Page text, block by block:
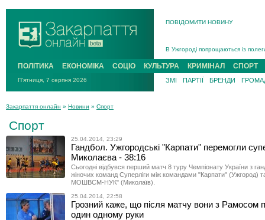
ПОВІДОМИТИ НОВИНУ
В Ужгороді попрощаються із
В Ужгороді 5 серпня
Підтвердили загибель
На війні з рф поліг військовий з
ПОЛІТИКА ЕКОНОМІКА СОЦІО КУЛЬТУРА КРИМІНАЛ СПОРТ
П'ятниця, 7 серпня 2026 ЗМІ ПАРТІЇ БРЕНДИ
Закарпаття онлайн » Новини » Спорт
Спорт
25.04.2014, 23:29
Гандбол. Ужгородські "Карпати" перемогли
Миколаєва - 38:16
Сьогодні відбувся перший матч 8 туру Чемпіонату України з
жіночих команд Суперліги між командами "Карпати" (Ужгород)
МОШВСМ-НУК" (Миколаїв).
25.04.2014, 22:58
Грозний каже, що після матчу вони з Рамосом
один одному руки